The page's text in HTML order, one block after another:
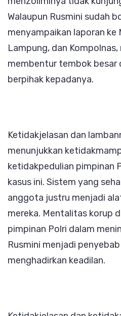
Walaupun Rusmini sudah
menyampaikan laporan ke
Lampung, dan Kompolnas,
membentur tembok besar
berpihak kepadanya.
Ketidakjelasan dan
menunjukkan
ketidakpedulian pimpinan
kasus ini. Sistem yang
anggota justru menjadi
mereka. Mentalitas korup
pimpinan Polri dalam
Rusmini menjadi
menghadirkan keadilan.